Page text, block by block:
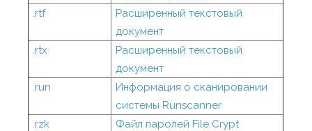
.rtf
Расширенный текстовый
документ
.rtx
Расширенный текстовый
документ
.run
Информация о сканировании
системы Runscanner
.rzk
Файл паролей File Crypt